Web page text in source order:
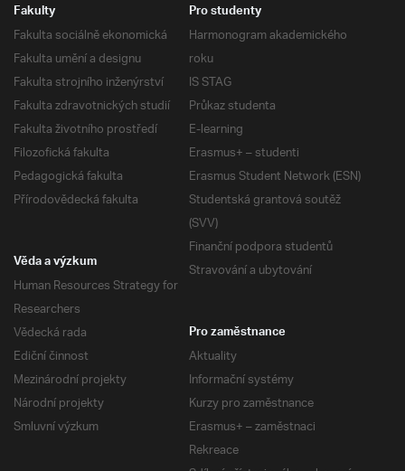
Fakulty
Fakulta sociálně ekonomická
Fakulta umění a designu
Fakulta strojního inženýrství
Fakulta zdravotnických studií
Fakulta životního prostředí
Filozofická fakulta
Pedagogická fakulta
Přírodovědecká fakulta
Pro studenty
Harmonogram akademického
roku
IS STAG
Průkaz studenta
E-learning
Erasmus+ – studenti
Erasmus Student Network (ESN)
Studentská grantová soutěž
(SVV)
Finanční podpora studentů
Stravování a ubytování
Věda a výzkum
Human Resources Strategy for
Researchers
Vědecká rada
Ediční činnost
Mezinárodní projekty
Národní projekty
Smluvní výzkum
Pro zaměstnance
Aktuality
Informační systémy
Kurzy pro zaměstnance
Erasmus+ – zaměstnaci
Rekreace